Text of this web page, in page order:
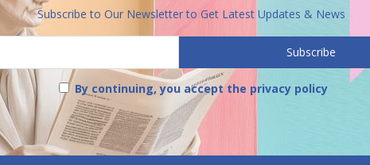
Subscribe to Our Newsletter to Get Latest Updates & News
By continuing, you accept the privacy policy